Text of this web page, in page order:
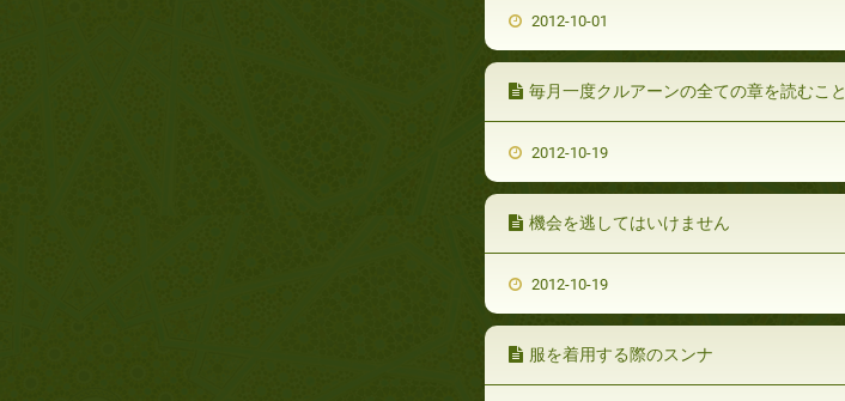
2012-10-01
毎月一度クルアーンの全ての章を読むこと
2012-10-19
機会を逃してはいけません
2012-10-19
服を着用する際のスンナ